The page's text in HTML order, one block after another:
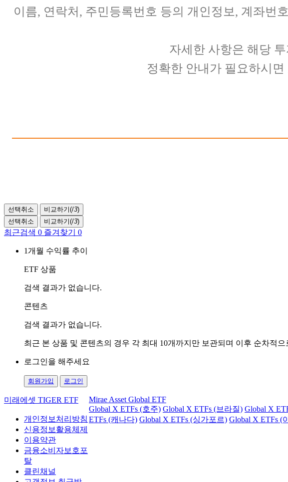
이름, 연락처, 주민등록번호 등의 개인정보, 계좌번
자세한 사항은 해당
정확한 안내가 필요하시
선택취소 비교하기(/3)
선택취소
비교하기(/3)
최근검색 0 즐겨찾기 0
1개월 수익률 추이
ETF 상품
검색 결과가 없습니다.
콘텐츠
검색 결과가 없습니다.
최근 본 상품 및 콘텐츠의 경우 각 최대 10개까지만 보관되며 이후 순차적으
로그인을 해주세요
회원가입 로그인
미래에셋 TIGER ETF
개인정보처리방침
신용정보활용체제
이용약관
금융소비자보호포
탈
클린채널
Mirae Asset Global ETF
Global X ETFs (호주) Global X ETFs (브라질) Global X
ETFs (캐나다) Global X ETFs (싱가포르) Global X ETFs (